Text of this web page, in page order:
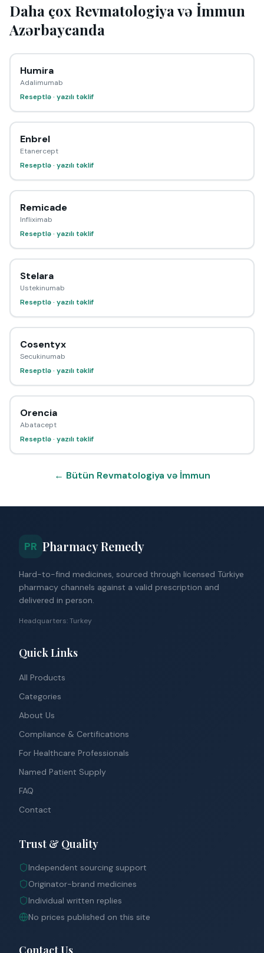
Daha çox Revmatologiya və İmmun
Azərbaycanda
Humira
Adalimumab
Reseptlə · yazılı təklif
Enbrel
Etanercept
Reseptlə · yazılı təklif
Remicade
Infliximab
Reseptlə · yazılı təklif
Stelara
Ustekinumab
Reseptlə · yazılı təklif
Cosentyx
Secukinumab
Reseptlə · yazılı təklif
Orencia
Abatacept
Reseptlə · yazılı təklif
← Bütün Revmatologiya və İmmun
PR Pharmacy Remedy
Hard-to-find medicines, sourced through licensed Türkiye
pharmacy channels against a valid prescription and
delivered in person.
Headquarters: Turkey
Quick Links
All Products
Categories
About Us
Compliance & Certifications
For Healthcare Professionals
Named Patient Supply
FAQ
Contact
Trust & Quality
Independent sourcing support
Originator-brand medicines
Individual written replies
No prices published on this site
Contact Us